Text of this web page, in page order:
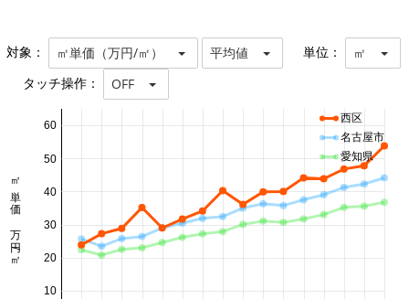
対象： ㎡単価（万円/㎡） 平均値 単位： ㎡
タッチ操作： OFF
10
20
30
40
50
60
㎡単価 万円/㎡
西区
名古屋市
愛知県